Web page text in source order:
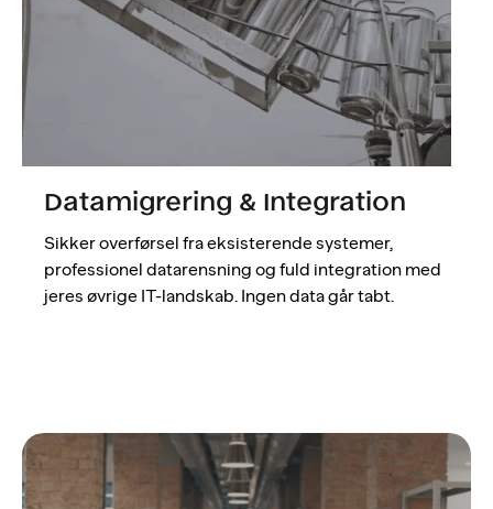
Datamigrering & Integration
Sikker overførsel fra eksisterende systemer,
professionel datarensning og fuld integration med
jeres øvrige IT-landskab. Ingen data går tabt.